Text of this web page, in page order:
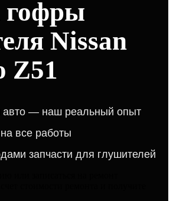
гофры
Nissan
Z51
авто — наш реальный опыт​​​​​​
на все работы​​​
запчасти для глушителей​